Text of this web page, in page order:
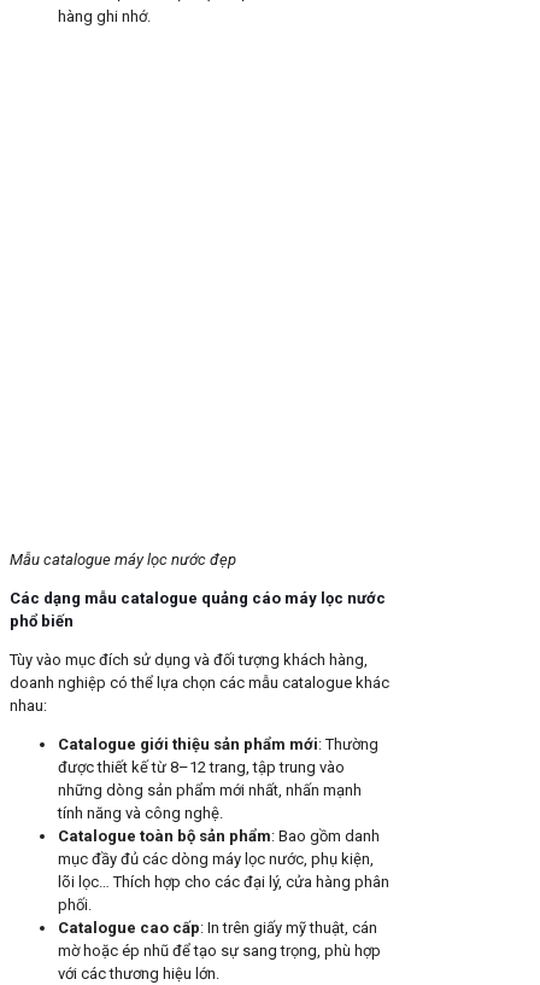
hàng ghi nhớ.
Mẫu catalogue máy lọc nước đẹp
Các dạng mẫu catalogue quảng cáo máy lọc nước
phổ biến
Tùy vào mục đích sử dụng và đối tượng khách hàng,
doanh nghiệp có thể lựa chọn các mẫu catalogue khác
nhau:
Catalogue giới thiệu sản phẩm mới: Thường
được thiết kế từ 8–12 trang, tập trung vào
những dòng sản phẩm mới nhất, nhấn mạnh
tính năng và công nghệ.
Catalogue toàn bộ sản phẩm: Bao gồm danh
mục đầy đủ các dòng máy lọc nước, phụ kiện,
lõi lọc… Thích hợp cho các đại lý, cửa hàng phân
phối.
Catalogue cao cấp: In trên giấy mỹ thuật, cán
mờ hoặc ép nhũ để tạo sự sang trọng, phù hợp
với các thương hiệu lớn.